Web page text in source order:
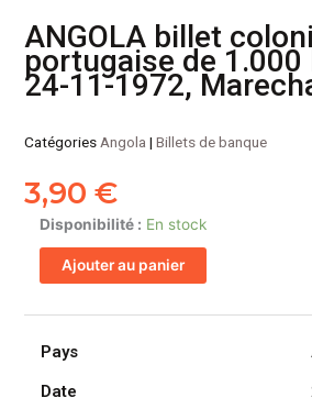
ANGOLA billet
portugaise de 1.000
24-11-1972,
CatégoriesAngola |Billets de banque
3,90€
Disponibilité : En stock
quantité
de
ANGOLA
colonie
portugaise
1.000
Ajouter au panier
Pays
Date